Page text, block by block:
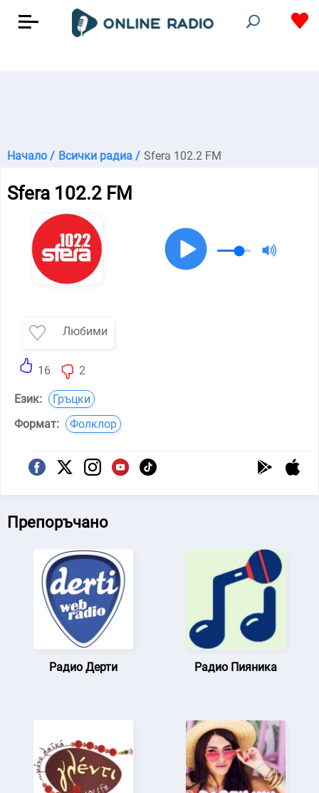
Начало / Всички радиа / Sfera 102.2 FM
Sfera 102.2 FM
Любими
16 2
Език:
Гръцки
Формат:
Фолклор
Препоръчано
Радио Дерти Радио Пияника